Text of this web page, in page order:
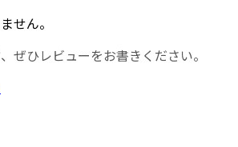
せん。
ぜひレビューをお書きください。